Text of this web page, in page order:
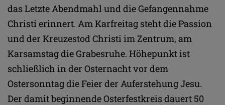
das Letzte Abendmahl und die Gefangennahme
Christi erinnert. Am Karfreitag steht die Passion
und der Kreuzestod Christi im Zentrum, am
Karsamstag die Grabesruhe. Höhepunkt ist
schließlich in der Osternacht vor dem
Ostersonntag die Feier der Auferstehung Jesu.
Der damit beginnende Osterfestkreis dauert 50